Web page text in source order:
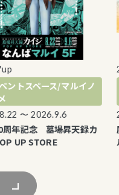
トスペース/マルイノ
〜 2026.9.6
年記念 墓場昇天録カ
UP STORE